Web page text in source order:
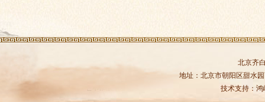
北京齐
地址：北京市朝阳区甜水
技术支持： 鸿